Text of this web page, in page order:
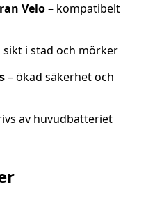
Velo– kompatibelt
sikt i stad och mörker
– ökad säkerhet och
av huvudbatteriet